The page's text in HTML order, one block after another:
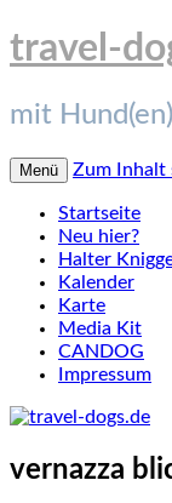
travel-
mit
Menü Zum Inhalt
Startseite
Neu hier?
Halter
Kalender
Karte
Media Kit
CANDOG
Impressum
vernazza